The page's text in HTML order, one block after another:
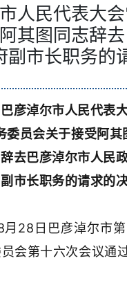
人民代表大
其图同志辞
副市长职务的
巴彦淖尔市人民代表
委员会关于接受阿其
辞去巴彦淖尔市人民
副市长职务的请求的
月28日巴彦淖尔市
会第十六次会议通过